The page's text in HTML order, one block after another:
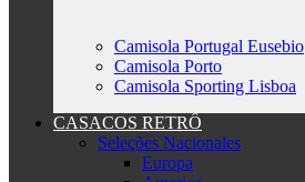
Camisola Portugal Eusebio
Camisola Porto
Camisola Sporting Lisboa
CASACOS RETRÔ
Seleções Nacionales
Europa